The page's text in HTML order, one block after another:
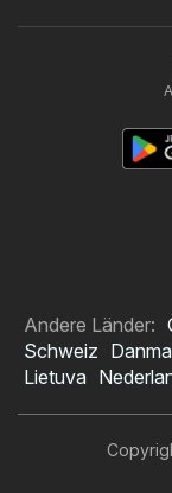
Andere Länder:
Schweiz
Lietuva